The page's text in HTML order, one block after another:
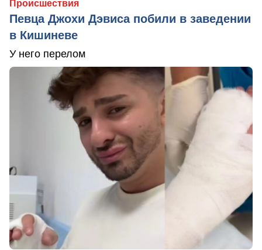
Происшествия
Певца Джохи Дэвиса побили в заведении
в Кишиневе
У него перелом